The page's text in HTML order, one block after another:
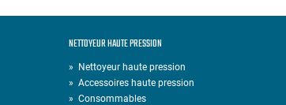
NETTOYEUR HAUTE PRESSION
» Nettoyeur haute pression
» Accessoires haute pression
» Consommables